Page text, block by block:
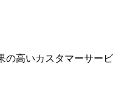
の高いカスタマーサービ